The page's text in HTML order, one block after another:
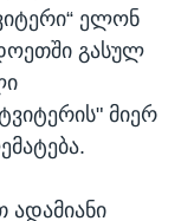
ელონ
გასულ
მიერ
ადამიანი